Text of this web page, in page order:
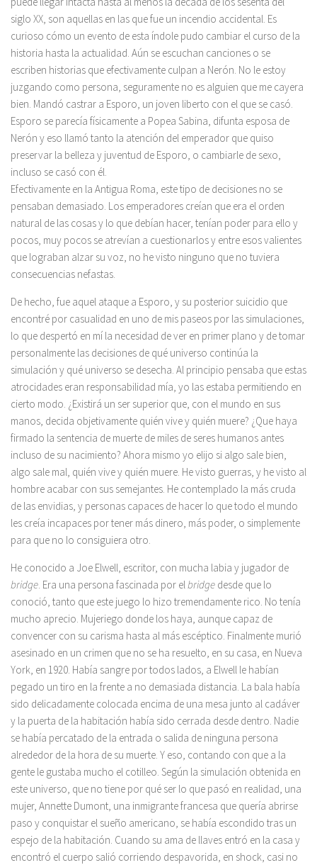
siglo XX, son aquellas en las que fue un incendio accidental. Es
curioso cómo un evento de esta índole pudo cambiar el curso de la
historia hasta la actualidad. Aún se escuchan canciones o se
escriben historias que efectivamente culpan a Nerón. No le estoy
juzgando como persona, seguramente no es alguien que me cayera
bien. Mandó castrar a Esporo, un joven liberto con el que se casó.
Esporo se parecía físicamente a Popea Sabina, difunta esposa de
Nerón y eso llamó tanto la atención del emperador que quiso
preservar la belleza y juventud de Esporo, o cambiarle de sexo,
incluso se casó con él.
Efectivamente en la Antigua Roma, este tipo de decisiones no se
pensaban demasiado. Los emperadores creían que era el orden
natural de las cosas y lo que debían hacer, tenían poder para ello y
pocos, muy pocos se atrevían a cuestionarlos y entre esos valientes
que lograban alzar su voz, no he visto ninguno que no tuviera
consecuencias nefastas.
De hecho, fue aquel ataque a Esporo, y su posterior suicidio que
encontré por casualidad en uno de mis paseos por las simulaciones,
lo que despertó en mí la necesidad de ver en primer plano y de tomar
personalmente las decisiones de qué universo continúa la
simulación y qué universo se desecha. Al principio pensaba que estas
atrocidades eran responsabilidad mía, yo las estaba permitiendo en
cierto modo. ¿Existirá un ser superior que, con el mundo en sus
manos, decida objetivamente quién vive y quién muere? ¿Que haya
firmado la sentencia de muerte de miles de seres humanos antes
incluso de su nacimiento? Ahora mismo yo elijo si algo sale bien,
algo sale mal, quién vive y quién muere. He visto guerras, y he visto al
hombre acabar con sus semejantes. He contemplado la más cruda
de las envidias, y personas capaces de hacer lo que todo el mundo
les creía incapaces por tener más dinero, más poder, o simplemente
para que no lo consiguiera otro.
He conocido a Joe Elwell, escritor, con mucha labia y jugador de
bridge. Era una persona fascinada por elbridge desde que lo
conoció, tanto que este juego lo hizo tremendamente rico. No tenía
mucho aprecio. Mujeriego donde los haya, aunque capaz de
convencer con su carisma hasta al más escéptico. Finalmente murió
asesinado en un crimen que no se ha resuelto, en su casa, en Nueva
York, en 1920. Había sangre por todos lados, a Elwell le habían
pegado un tiro en la frente a no demasiada distancia. La bala había
sido delicadamente colocada encima de una mesa junto al cadáver
y la puerta de la habitación había sido cerrada desde dentro. Nadie
se había percatado de la entrada o salida de ninguna persona
alrededor de la hora de su muerte. Y eso, contando con que a la
gente le gustaba mucho el cotilleo. Según la simulación obtenida en
este universo, que no tiene por qué ser lo que pasó en realidad, una
mujer, Annette Dumont, una inmigrante francesa que quería abrirse
paso y conquistar el sueño americano, se había escondido tras un
espejo de la habitación. Cuando su ama de llaves entró en la casa y
encontró el cuerpo salió corriendo despavorida, en shock, casi no